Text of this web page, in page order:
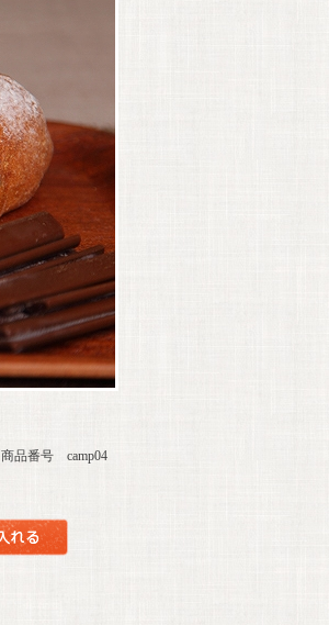
商品番号 camp04